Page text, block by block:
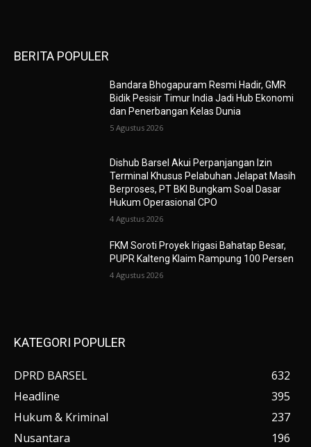
BERITA POPULER
Bandara Bhogapuram Resmi Hadir, GMR
Bidik Pesisir Timur India Jadi Hub Ekonomi
dan Penerbangan Kelas Dunia
5 Agustus 2026
Dishub Barsel Akui Perpanjangan Izin
Terminal Khusus Pelabuhan Jelapat Masih
Berproses, PT BKI Bungkam Soal Dasar
Hukum Operasional CPO
4 Agustus 2026
FKM Soroti Proyek Irigasi Bahatap Besar,
PUPR Kalteng Klaim Rampung 100 Persen
4 Agustus 2026
KATEGORI POPULER
DPRD BARSEL
632
Headline
395
Hukum & Kriminal
237
Nusantara
196